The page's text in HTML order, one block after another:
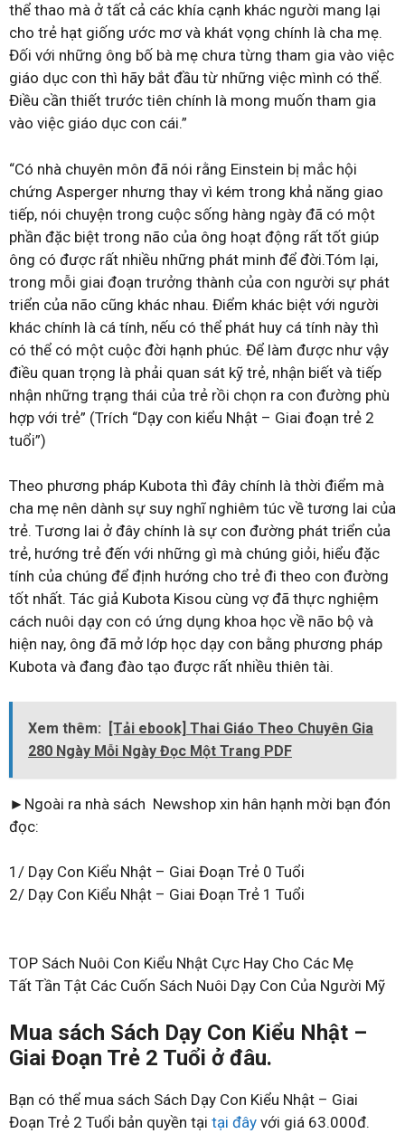
thể thao mà ở tất cả các khía cạnh khác người mang lại
cho trẻ hạt giống ước mơ và khát vọng chính là cha mẹ.
Đối với những ông bố bà mẹ chưa từng tham gia vào việc
giáo dục con thì hãy bắt đầu từ những việc mình có thể.
Điều cần thiết trước tiên chính là mong muốn tham gia
vào việc giáo dục con cái.”
“Có nhà chuyên môn đã nói rằng Einstein bị mắc hội
chứng Asperger nhưng thay vì kém trong khả năng giao
tiếp, nói chuyện trong cuộc sống hàng ngày đã có một
phần đặc biệt trong não của ông hoạt động rất tốt giúp
ông có được rất nhiều những phát minh để đời.Tóm lại,
trong mỗi giai đoạn trưởng thành của con người sự phát
triển của não cũng khác nhau. Điểm khác biệt với người
khác chính là cá tính, nếu có thể phát huy cá tính này thì
có thể có một cuộc đời hạnh phúc. Để làm được như vậy
điều quan trọng là phải quan sát kỹ trẻ, nhận biết và tiếp
nhận những trạng thái của trẻ rồi chọn ra con đường phù
hợp với trẻ” (Trích “Dạy con kiểu Nhật – Giai đoạn trẻ 2
tuổi”)
Theo phương pháp Kubota thì đây chính là thời điểm mà
cha mẹ nên dành sự suy nghĩ nghiêm túc về tương lai của
trẻ. Tương lai ở đây chính là sự con đường phát triển của
trẻ, hướng trẻ đến với những gì mà chúng giỏi, hiểu đặc
tính của chúng để định hướng cho trẻ đi theo con đường
tốt nhất. Tác giả Kubota Kisou cùng vợ đã thực nghiệm
cách nuôi dạy con có ứng dụng khoa học về não bộ và
hiện nay, ông đã mở lớp học dạy con bằng phương pháp
Kubota và đang đào tạo được rất nhiều thiên tài.
Xem thêm:
[Tải ebook] Thai Giáo Theo Chuyên Gia
280 Ngày Mỗi Ngày Đọc Một Trang PDF
►Ngoài ra nhà sách Newshop xin hân hạnh mời bạn đón
đọc:
1/ Dạy Con Kiểu Nhật – Giai Đoạn Trẻ 0 Tuổi
2/ Dạy Con Kiểu Nhật – Giai Đoạn Trẻ 1 Tuổi
TOP Sách Nuôi Con Kiểu Nhật Cực Hay Cho Các Mẹ
Tất Tần Tật Các Cuốn Sách Nuôi Dạy Con Của Người Mỹ
Mua sách Sách Dạy Con Kiểu Nhật –
Giai Đoạn Trẻ 2 Tuổi ở đâu.
Bạn có thể mua sách Sách Dạy Con Kiểu Nhật – Giai
Đoạn Trẻ 2 Tuổi bản quyền tại tại đây với giá 63.000đ.